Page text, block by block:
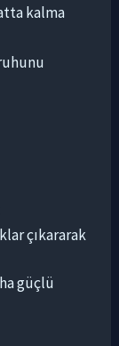
kalma
çıkararak
güçlü